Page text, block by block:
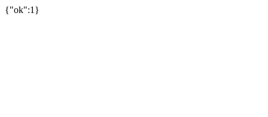
{"ok":1}